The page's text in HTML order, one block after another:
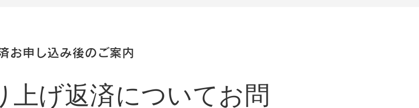
お申し込み後のご案内
上げ返済についてお問